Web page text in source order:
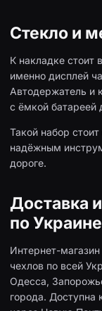
Стекло и
К накладке стоит
именно дисплей
Автодержатель и
с ёмкой батареей
Такой набор
надёжным
дороге.
Доставка
по Украине
Интернет-
чехлов по всей
Одесса,
города. Доступна